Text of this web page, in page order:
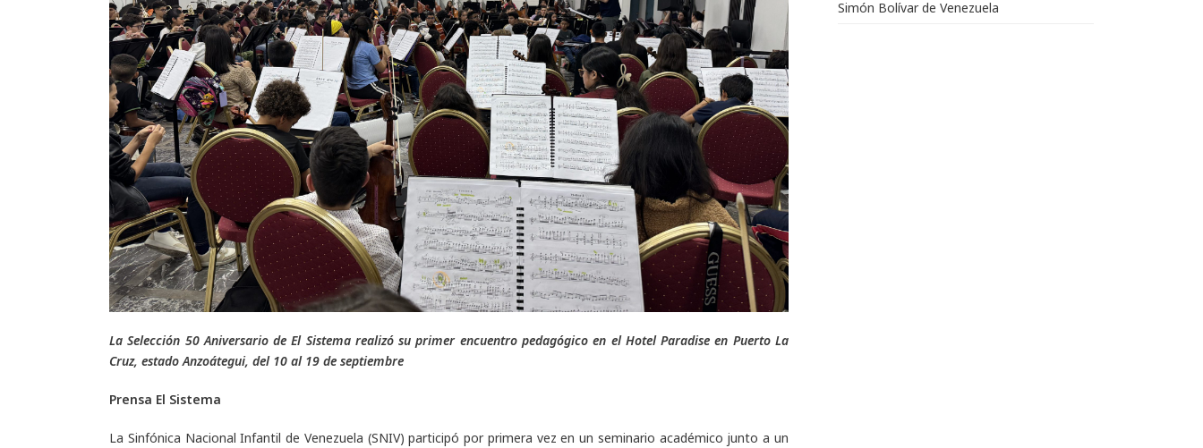
La Selección 50 Aniversario de El Sistema realizó su primer encuentro pedagógicoen el Hotel Paradise en Puerto La
Cruz, estado Anzoátegui, del 10 al 19 de septiembre
Prensa El Sistema
La Sinfónica Nacional Infantil de Venezuela (SNIV) participó por primera vez en un seminario académico junto a un
Simón Bolívar de Venezuela